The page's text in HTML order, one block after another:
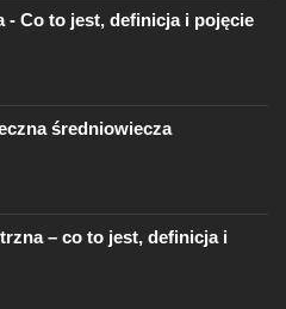
- Co to jest, definicja i pojęcie
średniowiecza
– co to jest, definicja i